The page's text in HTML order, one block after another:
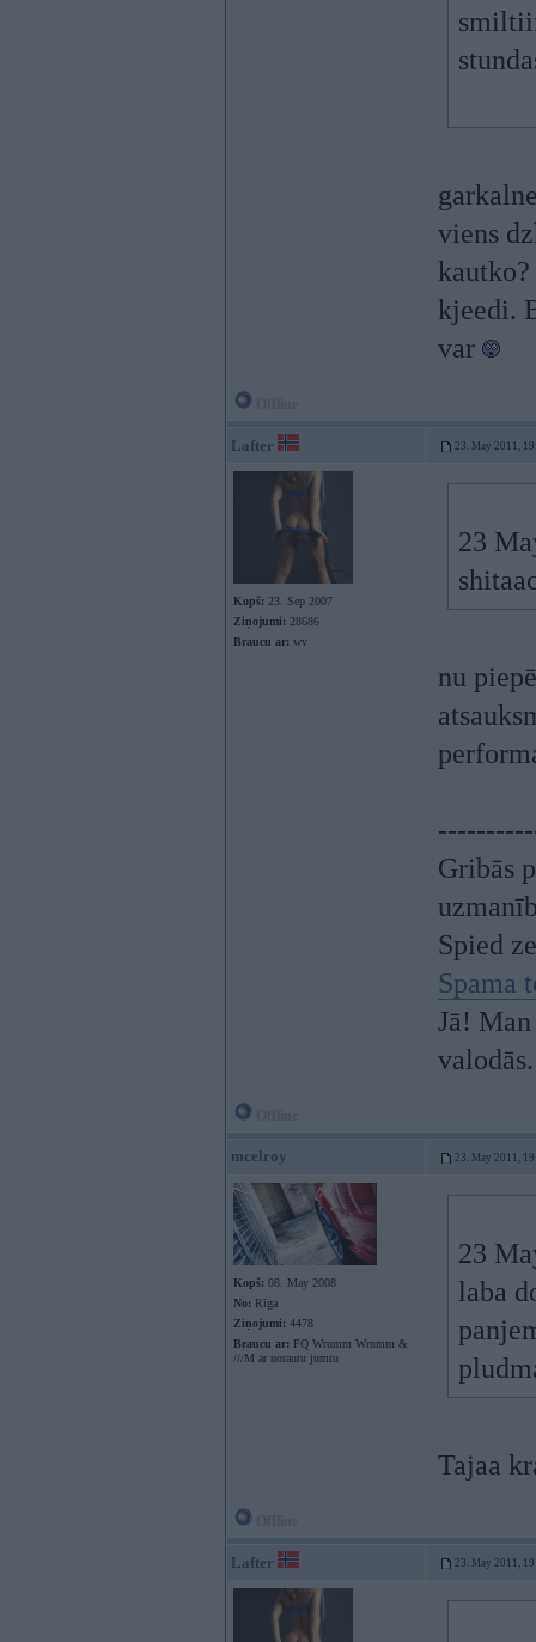
viens
kjeedi.
var
Lafter 23. May 2011,
Kopš: 23. Sep 2007
Ziņojumi: 28686
Braucu ar: wv
23
nu
Gribās
Spied
Spama
Jā!
valodās.
mcelroy 23. May 2011,
Kopš: 08. May 2008
No: Rīga
Ziņojumi: 4478
Braucu ar: FQ Wrumm Wrumm &
///M ar norautu jumtu
23
laba
Tajaa
Lafter 23. May 2011,